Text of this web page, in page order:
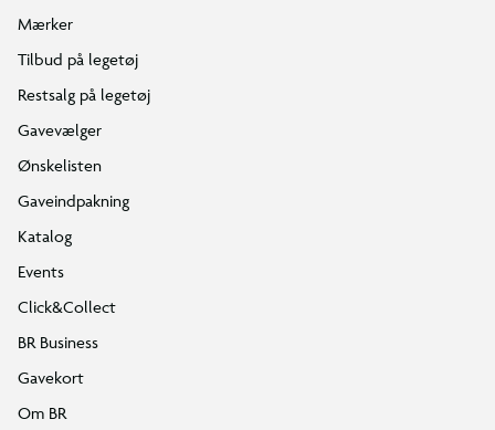
Mærker
Tilbud på legetøj
Restsalg på legetøj
Gavevælger
Ønskelisten
Gaveindpakning
Katalog
Events
Click&Collect
BR Business
Gavekort
Om BR